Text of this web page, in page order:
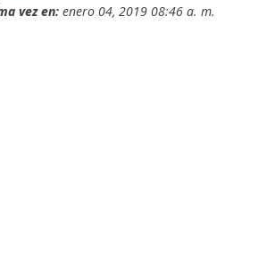
vez en:enero 04, 2019 08:46 a. m.